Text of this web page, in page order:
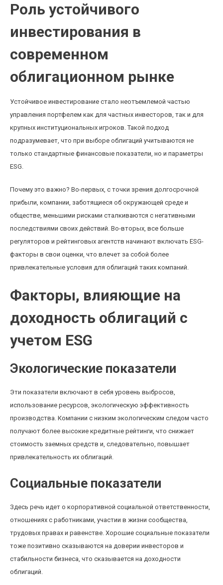
Роль устойчивого
инвестирования в
современном
облигационном рынке
Устойчивое инвестирование стало неотъемлемой частью
управления портфелем как для частных инвесторов, так и для
крупных институциональных игроков. Такой подход
подразумевает, что при выборе облигаций учитываются не
только стандартные финансовые показатели, но и параметры
ESG.
Почему это важно? Во-первых, с точки зрения долгосрочной
прибыли, компании, заботящиеся об окружающей среде и
обществе, меньшими рисками сталкиваются с негативными
последствиями своих действий. Во-вторых, все больше
регуляторов и рейтинговых агентств начинают включать ESG-
факторы в свои оценки, что влечет за собой более
привлекательные условия для облигаций таких компаний.
Факторы, влияющие на
доходность облигаций с
учетом ESG
Экологические показатели
Эти показатели включают в себя уровень выбросов,
использование ресурсов, экологическую эффективность
производства. Компании с низким экологическим следом часто
получают более высокие кредитные рейтинги, что снижает
стоимость заемных средств и, следовательно, повышает
привлекательность их облигаций.
Социальные показатели
Здесь речь идет о корпоративной социальной ответственности,
отношениях с работниками, участии в жизни сообщества,
трудовых правах и равенстве. Хорошие социальные показатели
тоже позитивно сказываются на доверии инвесторов и
стабильности бизнеса, что сказывается на доходности
облигаций.